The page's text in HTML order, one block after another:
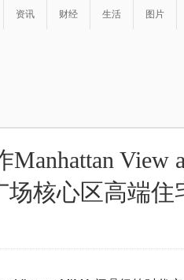
资讯 财经 生活 图片
Manhattan View
场核心区高端住